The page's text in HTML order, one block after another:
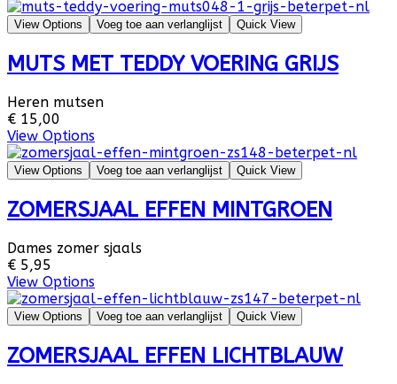
View Options Voeg toe aan verlanglijst Quick View
MUTS MET TEDDY VOERING GRIJS
Heren mutsen
€ 15,00
View Options
View Options Voeg toe aan verlanglijst Quick View
ZOMERSJAAL EFFEN MINTGROEN
Dames zomer sjaals
€ 5,95
View Options
View Options Voeg toe aan verlanglijst Quick View
ZOMERSJAAL EFFEN LICHTBLAUW